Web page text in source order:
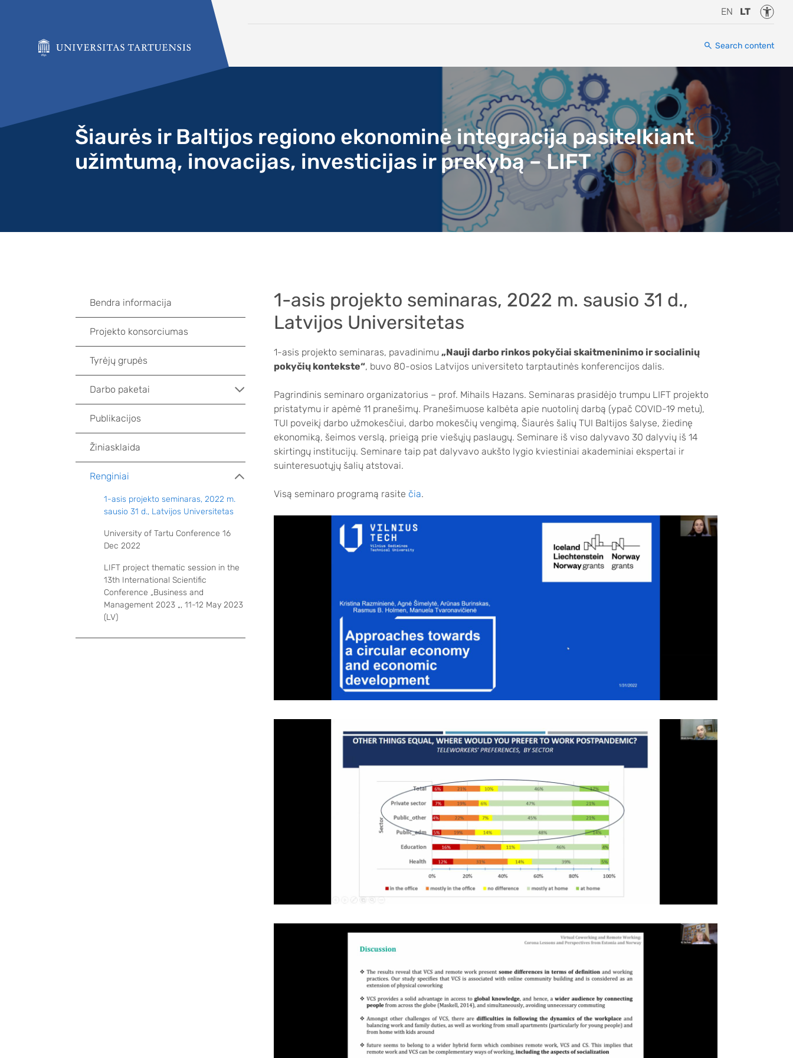
EN LT
Search content
Šiaurės ir Baltijos regiono ekonominė integracija pasitelkiant
užimtumą, inovacijas, investicijas ir prekybą – LIFT
1-asis projekto seminaras, 2022 m. sausio 31 d.,
Latvijos Universitetas
1-asis projekto seminaras, pavadinimu „Nauji darbo rinkos pokyčiai skaitmeninimo ir socialinių
pokyčių kontekste“, buvo 80-osios Latvijos universiteto tarptautinės konferencijos dalis.
Pagrindinis seminaro organizatorius – prof. Mihails Hazans. Seminaras prasidėjo trumpu LIFT projekto
pristatymu ir apėmė 11 pranešimų. Pranešimuose kalbėta apie nuotolinį darbą (ypač COVID-19 metu),
TUI poveikį darbo užmokesčiui, darbo mokesčių vengimą, Šiaurės šalių TUI Baltijos šalyse, žiedinę
ekonomiką, šeimos verslą, prieigą prie viešųjų paslaugų. Seminare iš viso dalyvavo 30 dalyvių iš 14
skirtingų institucijų. Seminare taip pat dalyvavo aukšto lygio kviestiniai akademiniai ekspertai ir
suinteresuotųjų šalių atstovai.
Visą seminaro programą rasite čia.
Bendra informacija
Projekto konsorciumas
Tyrėjų grupės
Darbo paketai
Publikacijos
Žiniasklaida
Renginiai
1-asis projekto seminaras, 2022 m.
sausio 31 d., Latvijos Universitetas
University of Tartu Conference 16
Dec 2022
LIFT project thematic session in the
13th International Scientific
Conference „Business and
Management 2023 „, 11-12 May 2023
(LV)